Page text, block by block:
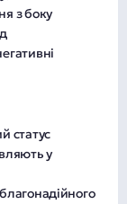
з боку
статус
у